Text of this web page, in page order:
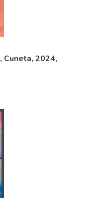
Cuneta, 2024,